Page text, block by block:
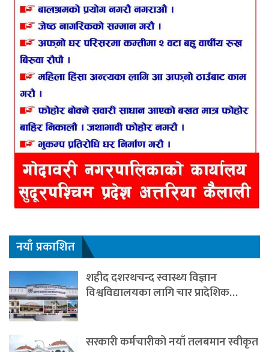
नयाँ प्रकाशित
शहीद दशरथचन्द स्वास्थ्य विज्ञान
विश्वविद्यालयका लागि चार प्रादेशिक…
सरकारी कर्मचारीको नयाँ तलबमान स्वीकृत